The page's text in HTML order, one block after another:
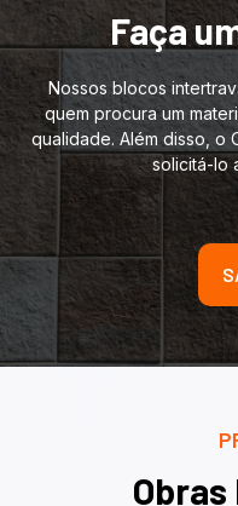
Faça
Nossos blocos
quem procura um
qualidade. Além disso, o
solicitá-lo
Obras